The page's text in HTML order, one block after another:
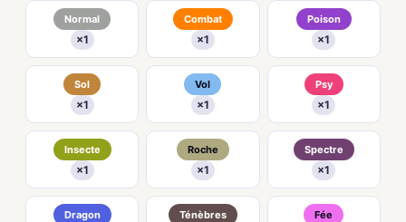
Normal
×1
Combat
×1
Poison
×1
Sol
×1
Vol
×1
Psy
×1
Insecte
×1
Roche
×1
Spectre
×1
Dragon Ténèbres Fée